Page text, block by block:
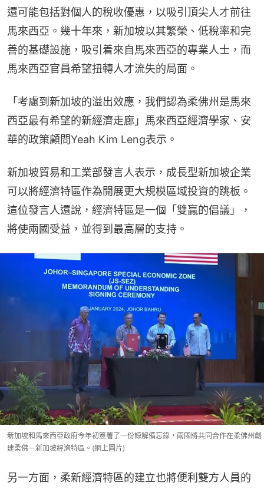
還可能包括對個人的稅收優惠，以吸引頂尖人才前往
馬來西亞。幾十年來，新加坡以其繁榮、低稅率和完
善的基礎設施，吸引着來自馬來西亞的專業人士，而
馬來西亞官員希望扭轉人才流失的局面。
「考慮到新加坡的溢出效應，我們認為柔佛州是馬來
西亞最有希望的新經濟走廊」馬來西亞經濟學家、安
華的政策顧問Yeah Kim Leng表示。
新加坡貿易和工業部發言人表示，成長型新加坡企業
可以將經濟特區作為開展更大規模區域投資的跳板。
這位發言人還說，經濟特區是一個「雙贏的倡議」，
將使兩國受益，並得到最高層的支持。
新加坡和馬來西亞政府今年初簽署了一份諒解備忘錄，兩國將共同合作在柔佛州創
建柔佛－新加坡經濟特區。(網上圖片)
另一方面，柔新經濟特區的建立也將便利雙方人員的